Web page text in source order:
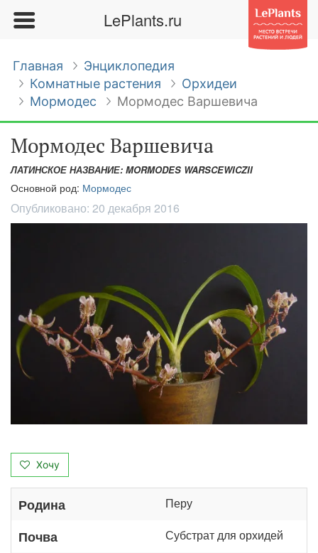
LePlants.ru
Главная
Энциклопедия
Комнатные растения
Орхидеи
Мормодес
Мормодес Варшевича
Мормодес Варшевича
ЛАТИНСКОЕ НАЗВАНИЕ: MORMODES WARSCEWICZII
Основной род: Мормодес
Опубликовано: 20 декабря 2016
Хочу
Родина Перу
Почва Субстрат для орхидей